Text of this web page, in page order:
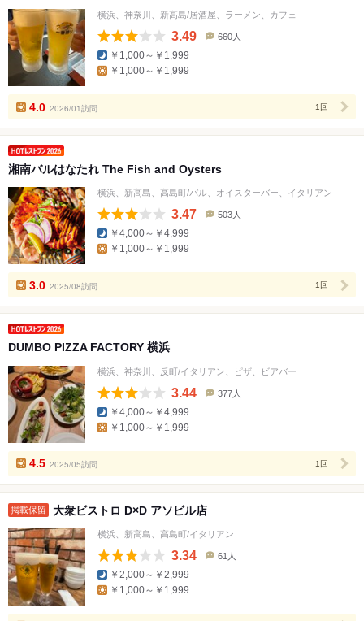
横浜、神奈川、新高島/居酒屋、ラーメン、カフェ
3.49
数
660人
￥1,000～￥1,999
￥1,000～￥1,999
4.0 2026/01訪問 1回
湘南バルはなたれ The Fish and Oysters
横浜、新高島、高島町/バル、オイスターバー、イタリアン
3.47
数
503人
￥4,000～￥4,999
￥1,000～￥1,999
3.0 2025/08訪問 1回
DUMBO PIZZA FACTORY 横浜
横浜、神奈川、反町/イタリアン、ピザ、ビアバー
3.44
数
377人
￥4,000～￥4,999
￥1,000～￥1,999
4.5 2025/05訪問 1回
掲載保留 大衆ビストロ D×D アソビル店
横浜、新高島、高島町/イタリアン
3.34
数
61人
￥2,000～￥2,999
￥1,000～￥1,999